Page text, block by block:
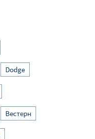
Dodge
Вестерн